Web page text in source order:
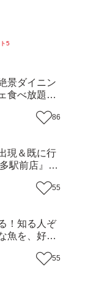
5
景ダイニン
食べ放題で
・糸島市）86
現＆既に行
駅前店』徹
ーも紹介！55
！知る人ぞ
魚を、好き
まち歩き】55